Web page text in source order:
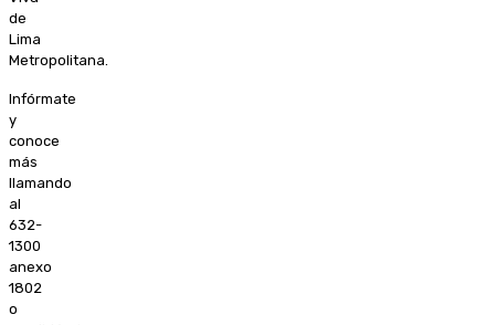
de
Lima
Metropolitana.
Infórmate
y
conoce
más
llamando
al
632-
1300
anexo
1802
o